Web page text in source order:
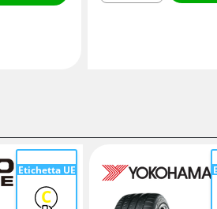
Etichetta UE
C